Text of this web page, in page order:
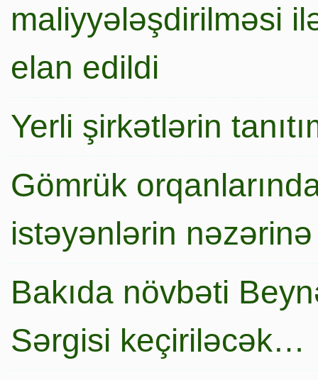
maliyyələşdirilməsi
elan edildi
Yerli şirkətlərin
Gömrük
istəyənlərin nəzərinə
Bakıda növbəti
Sərgisi keçiriləcək…